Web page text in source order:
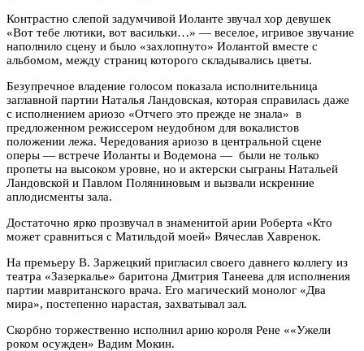
Контрастно слепой задумчивой Иоланте звучал хор девушек
«Вот тебе лютики, вот васильки…» — веселое, игривое звучание
наполнило сцену и было «захлопнуто» Иолантой вместе с
альбомом, между страниц которого складывались цветы.
Безупречное владение голосом показала исполнительница
заглавной партии Наталья Ландовская, которая справилась даже
с исполнением ариозо «Отчего это прежде не знала» в
предложенном режиссером неудобном для вокалистов
положении лежа. Чередования ариозо в центральной сцене
оперы — встрече Иоланты и Водемона — были не только
пропеты на высоком уровне, но и актерски сыграны Натальей
Ландовской и Павлом Поляниновым и вызвали искренние
аплодисменты зала.
Достаточно ярко прозвучал в знаменитой арии Роберта «Кто
может сравниться с Матильдой моей» Вячеслав Хавренок.
На премьеру В. Заржецкий пригласил своего давнего коллегу из
театра «Зазеркалье» баритона Дмитрия Танеева для исполнения
партии мавританского врача. Его магический монолог «Два
мира», постепенно нарастая, захватывал зал.
Скорбно торжественно исполнил арию короля Рене ««Ужели
роком осужден» Вадим Мокин.